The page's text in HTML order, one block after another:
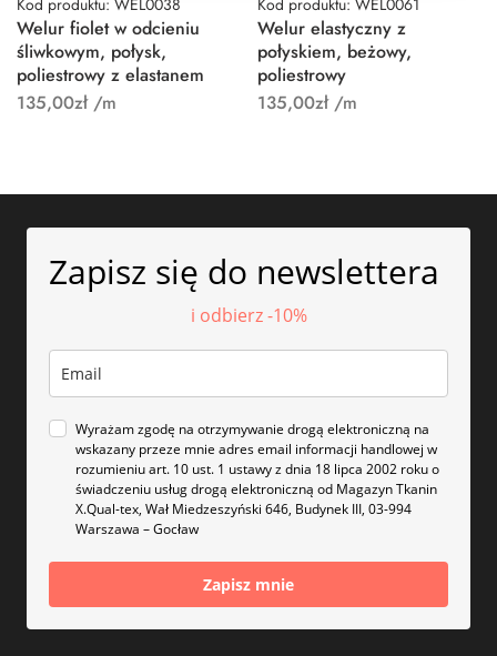
Kod produktu: WEL0038
Welur fiolet w odcieniu
śliwkowym, połysk,
poliestrowy z elastanem
135,00zł/m
Kod produktu: WEL0061
Welur elastyczny z
połyskiem, beżowy,
poliestrowy
135,00zł/m
Zapisz się do newslettera
i odbierz -10%
Wyrażam zgodę na otrzymywanie drogą elektroniczną na
wskazany przeze mnie adres email informacji handlowej w
rozumieniu art. 10 ust. 1 ustawy z dnia 18 lipca 2002 roku o
świadczeniu usług drogą elektroniczną od Magazyn Tkanin
X.Qual-tex, Wał Miedzeszyński 646, Budynek III, 03-994
Warszawa – Gocław
Zapisz mnie